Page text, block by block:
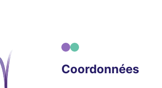
Coordonnées